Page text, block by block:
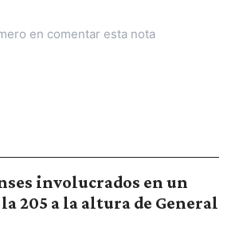
en comentar esta nota
involucrados en un
205 a la altura de General